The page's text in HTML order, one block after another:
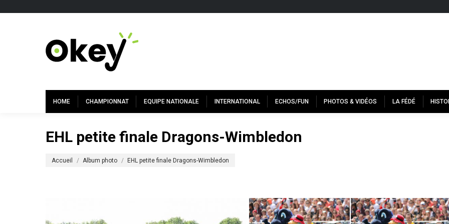
HOME CHAMPIONNAT EQUIPE NATIONALE INTERNATIONAL ECHOS/FUN PHOTOS & VIDÉOS LA FÉDÉ
EHL petite finale Dragons-Wimbledon
Accueil Album photo EHL petite finale Dragons-Wimbledon